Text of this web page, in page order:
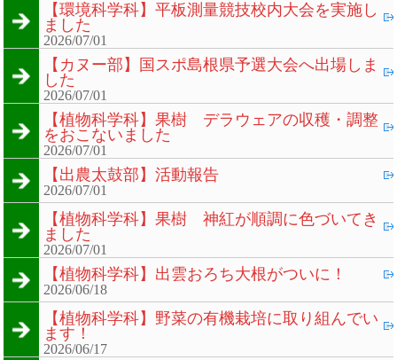
【環境科学科】平板測量競技校内大会を実施し
ました
2026/07/01
【カヌー部】国スポ島根県予選大会へ出場しま
した
2026/07/01
【植物科学科】果樹 デラウェアの収穫・調整
をおこないました
2026/07/01
【出農太鼓部】活動報告
2026/07/01
【植物科学科】果樹 神紅が順調に色づいてき
ました
2026/07/01
【植物科学科】出雲おろち大根がついに！
2026/06/18
【植物科学科】野菜の有機栽培に取り組んでい
ます！
2026/06/17